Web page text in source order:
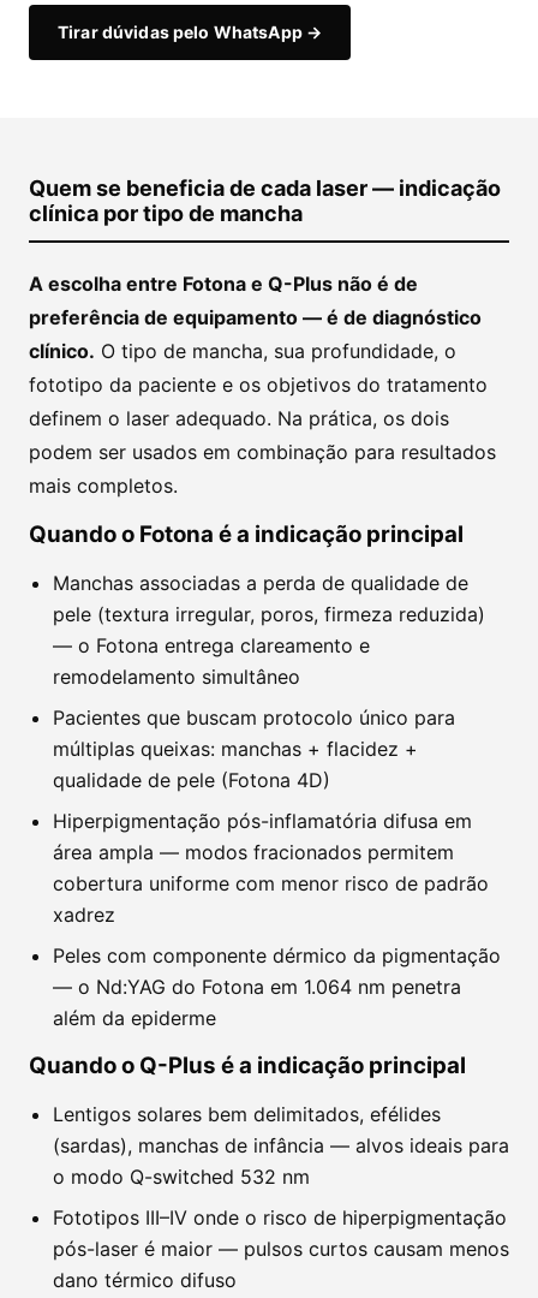
Tirar dúvidas pelo WhatsApp →
Quem se beneficia de cada laser — indicação
clínica por tipo de mancha
A escolha entre Fotona e Q-Plus não é de
preferência de equipamento — é de diagnóstico
clínico. O tipo de mancha, sua profundidade, o
fototipo da paciente e os objetivos do tratamento
definem o laser adequado. Na prática, os dois
podem ser usados em combinação para resultados
mais completos.
Quando o Fotona é a indicação principal
Manchas associadas a perda de qualidade de
pele (textura irregular, poros, firmeza reduzida)
— o Fotona entrega clareamento e
remodelamento simultâneo
Pacientes que buscam protocolo único para
múltiplas queixas: manchas + flacidez +
qualidade de pele (Fotona 4D)
Hiperpigmentação pós-inflamatória difusa em
área ampla — modos fracionados permitem
cobertura uniforme com menor risco de padrão
xadrez
Peles com componente dérmico da pigmentação
— o Nd:YAG do Fotona em 1.064 nm penetra
além da epiderme
Quando o Q-Plus é a indicação principal
Lentigos solares bem delimitados, efélides
(sardas), manchas de infância — alvos ideais para
o modo Q-switched 532 nm
Fototipos III–IV onde o risco de hiperpigmentação
pós-laser é maior — pulsos curtos causam menos
dano térmico difuso